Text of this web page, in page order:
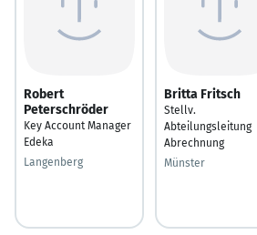
Robert
Peterschröder
Key Account Manager
Edeka
Langenberg
Britta Fritsch
Stellv.
Abteilungsleitung
Abrechnung
Münster